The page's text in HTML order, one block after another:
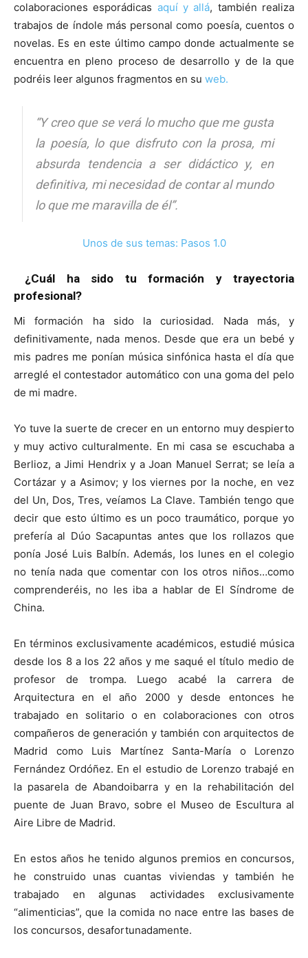
colaboraciones esporádicas aquí y allá, también realiza
trabajos de índole más personal como poesía, cuentos o
novelas. Es en este último campo donde actualmente se
encuentra en pleno proceso de desarrollo y de la que
podréis leer algunos fragmentos en su web.
“Y creo que se verá lo mucho que me gusta
la poesía, lo que disfruto con la prosa, mi
absurda tendencia a ser didáctico y, en
definitiva, mi necesidad de contar al mundo
lo que me maravilla de él”.
Unos de sus temas: Pasos 1.0
¿Cuál ha sido tu formación y trayectoria
profesional?
Mi formación ha sido la curiosidad. Nada más, y
definitivamente, nada menos. Desde que era un bebé y
mis padres me ponían música sinfónica hasta el día que
arreglé el contestador automático con una goma del pelo
de mi madre.
Yo tuve la suerte de crecer en un entorno muy despierto
y muy activo culturalmente. En mi casa se escuchaba a
Berlioz, a Jimi Hendrix y a Joan Manuel Serrat; se leía a
Cortázar y a Asimov; y los viernes por la noche, en vez
del Un, Dos, Tres, veíamos La Clave. También tengo que
decir que esto último es un poco traumático, porque yo
prefería al Dúo Sacapuntas antes que los rollazos que
ponía José Luis Balbín. Además, los lunes en el colegio
no tenía nada que comentar con los otros niños…como
comprenderéis, no les iba a hablar de El Síndrome de
China.
En términos exclusivamente académicos, estudié música
desde los 8 a los 22 años y me saqué el título medio de
profesor de trompa. Luego acabé la carrera de
Arquitectura en el año 2000 y desde entonces he
trabajado en solitario o en colaboraciones con otros
compañeros de generación y también con arquitectos de
Madrid como Luis Martínez Santa-María o Lorenzo
Fernández Ordóñez. En el estudio de Lorenzo trabajé en
la pasarela de Abandoibarra y en la rehabilitación del
puente de Juan Bravo, sobre el Museo de Escultura al
Aire Libre de Madrid.
En estos años he tenido algunos premios en concursos,
he construido unas cuantas viviendas y también he
trabajado en algunas actividades exclusivamente
“alimenticias”, que la comida no nace entre las bases de
los concursos, desafortunadamente.